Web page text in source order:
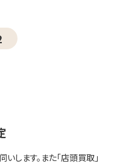
します。また「店頭買取」